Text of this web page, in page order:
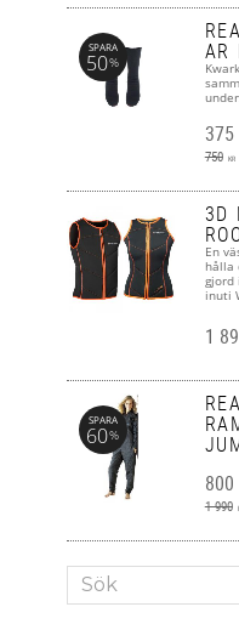
AR
375
750 KR
SPARA
50%
3D
En
hålla
gjord
inuti
1
800
1 990
SPARA
60%